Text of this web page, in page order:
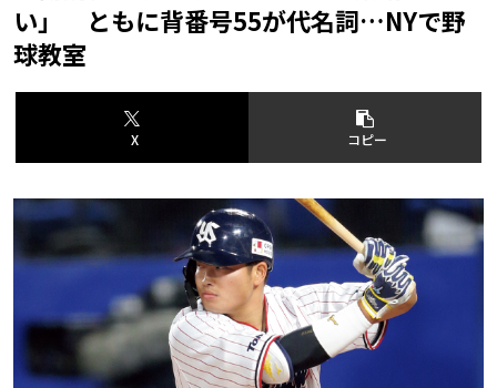
い」 ともに背番号55が代名詞…NYで野
球教室
X コピー